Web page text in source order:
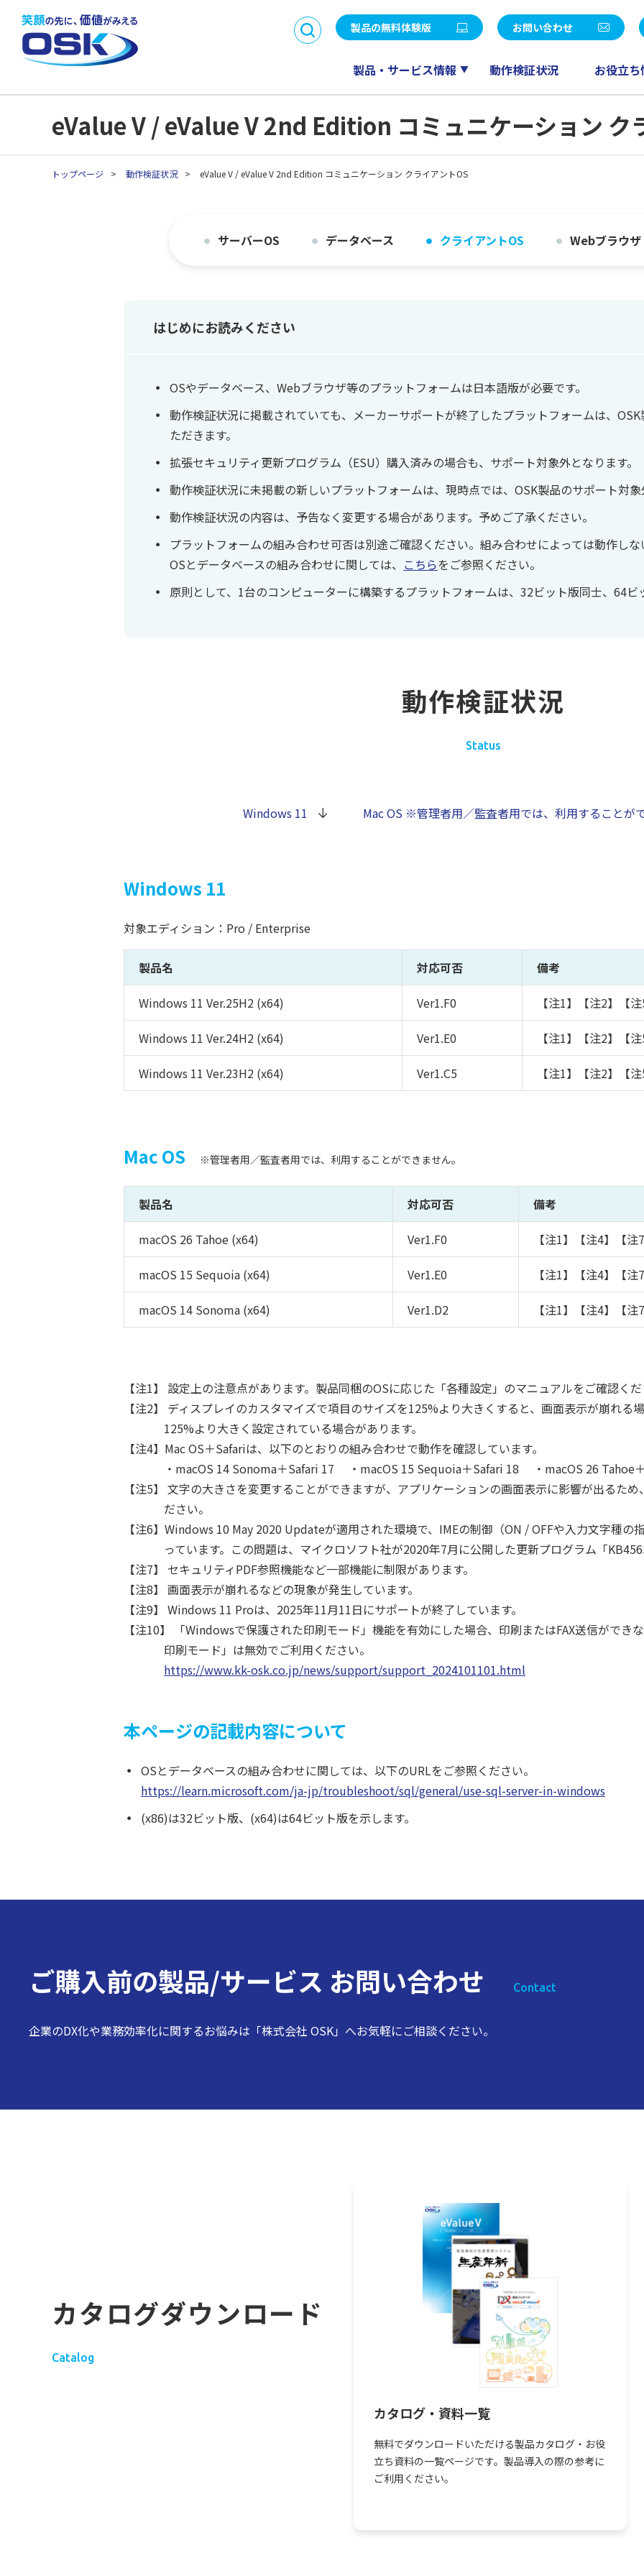
製品の無料体験版 お問い合わせ
製品・サービス情報 動作検証状況 お役立ち
から探す
業務目的で探す
業種別製品・サービス
を探す
SMILE V Air / SMILE V 2nd Edition
販売
CTI
生産革新 Raijin
eValue V Air / eValue V
ドキュメント管理
沿革 事業所一覧 決算公告
パートナープログラム
API連携開発パートナ
ー制度
eValue V / eValue V 2nd Edition コミュニケーション ク
トップページ > 動作検証状況 > eValue V / eValue V 2nd Edition コミュニケーション クライアントOS
サーバーOS データベース クライアントOS Webブラウザ
はじめにお読みください
OSやデータベース、Webブラウザ等のプラットフォームは日本語版が必要です。
動作検証状況に掲載されていても、メーカーサポートが終了したプラットフォームは、
ただきます。
拡張セキュリティ更新プログラム（ESU）購入済みの場合も、サポート対象外となります。
動作検証状況に未掲載の新しいプラットフォームは、現時点では、OSK製品のサポート対象
動作検証状況の内容は、予告なく変更する場合があります。予めご了承ください。
プラットフォームの組み合わせ可否は別途ご確認ください。組み合わせによっては動作しな
OSとデータベースの組み合わせに関しては、 こちらをご参照ください。
原則として、1台のコンピューターに構築するプラットフォームは、32ビット版同士、64ビ
動作検証状況
Status
Windows 11 Mac OS ※管理者用／監査者用では、利用することが
Windows 11
対象エディション：Pro / Enterprise
製品名 対応可否 備考
Windows 11 Ver.25H2 (x64) Ver1.F0 【注1】【注2】【
Windows 11 Ver.24H2 (x64) Ver1.E0 【注1】【注2】【
Windows 11 Ver.23H2 (x64) Ver1.C5 【注1】【注2】【注
Mac OS ※管理者用／監査者用では、利用することができません。
製品名 対応可否 備考
macOS 26 Tahoe (x64) Ver1.F0 【注1】【注4】【注
macOS 15 Sequoia (x64) Ver1.E0 【注1】【注4】【注
macOS 14 Sonoma (x64) Ver1.D2 【注1】【注4】【注
【注1】 設定上の注意点があります。製品同梱のOSに応じた「各種設定」のマニュアルをご確認くだ
【注2】 ディスプレイのカスタマイズで項目のサイズを125%より大きくすると、画面表示が崩れる
125%より大きく設定されている場合があります。
【注4】Mac OS＋Safariは、以下のとおりの組み合わせで動作を確認しています。
・macOS 14 Sonoma＋Safari 17 ・macOS 15 Sequoia＋Safari 18 ・macOS 26 Tahoe
【注5】 文字の大きさを変更することができますが、アプリケーションの画面表示に影響が出るた
ださい。
【注6】Windows 10 May 2020 Updateが適用された環境で、IMEの制御（ON / OFFや入力文字種の
っています。この問題は、マイクロソフト社が2020年7月に公開した更新プログラム「
【注7】 セキュリティPDF参照機能など一部機能に制限があります。
【注8】 画面表示が崩れるなどの現象が発生しています。
【注9】 Windows 11 Proは、2025年11月11日にサポートが終了しています。
【注10】 「Windowsで保護された印刷モード」機能を有効にした場合、印刷またはFAX送信ができ
印刷モード」は無効でご利用ください。
https://www.kk-osk.co.jp/news/support/support_2024101101.html
本ページの記載内容について
OSとデータベースの組み合わせに関しては、以下のURLをご参照ください。
https://learn.microsoft.com/ja-jp/troubleshoot/sql/general/use-sql-server-in-windows
(x86)は32ビット版、(x64)は64ビット版を示します。
ご購入前の製品/サービス お問い合わせ Contact
企業のDX化や業務効率化に関するお悩みは「株式会社 OSK」へお気軽にご相談ください。
カタログダウンロード
Catalog
カタログ・資料一覧
無料でダウンロードいただける製品カタログ・お役
立ち資料の一覧ページです。製品導入の際の参考に
ご利用ください。